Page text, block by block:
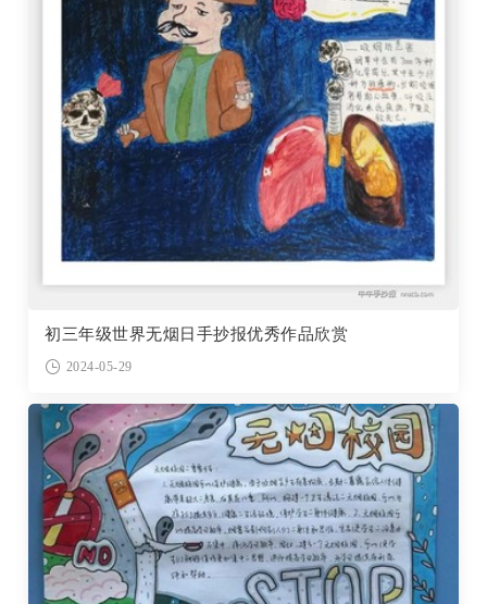
初三年级世界无烟日手抄报优秀作品欣赏
2024-05-29